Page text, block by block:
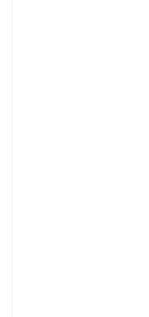
в доступном и
и
прочность и
и нагрузки во
надежность